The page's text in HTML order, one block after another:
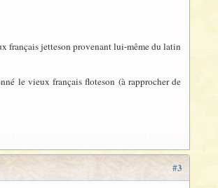
français jetteson provenant lui-même du latin
le vieux français floteson (à rapprocher de
#3